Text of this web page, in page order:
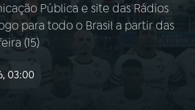
Pública e site das Rádios
para todo o Brasil a partir das
(15)
03:00